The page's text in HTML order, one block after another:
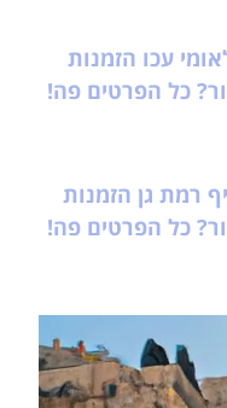
עכו הזמנות
כל הפרטים פה!
רמת גן הזמנות
כל הפרטים פה!